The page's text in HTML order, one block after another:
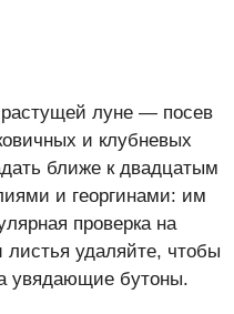
луне — посев
и клубневых
ближе к двадцатым
и георгинами: им
проверка на
удаляйте, чтобы
увядающие бутоны.